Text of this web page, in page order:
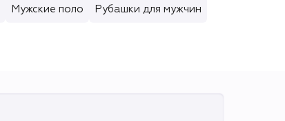
Мужские поло Рубашки для мужчин